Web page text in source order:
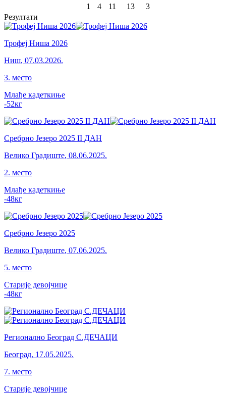
1
4 11 13
3
Резултати
Трофеј Ниша 2026
Ниш, 07.03.2026.
3. место
Млађе кадеткиње
-52кг
Сребрно Језеро 2025 II ДАН
Велико Градиште, 08.06.2025.
2. место
Млађе кадеткиње
-48кг
Сребрно Језеро 2025
Велико Градиште, 07.06.2025.
5. место
Старије девојчице
-48кг
Регионално Београд С.ДЕЧАЦИ
Београд, 17.05.2025.
7. место
Старије девојчице